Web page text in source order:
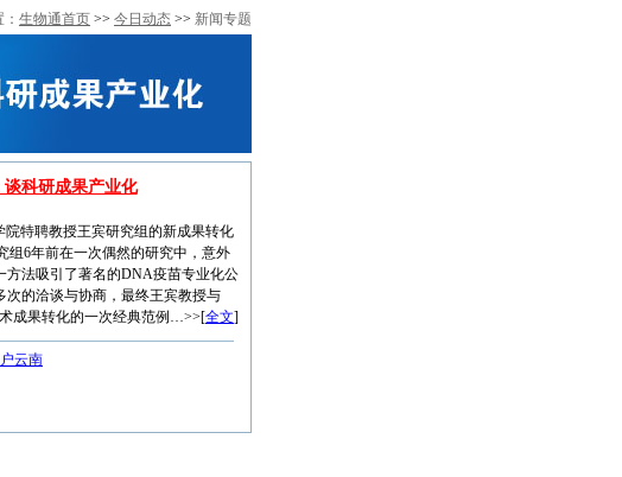
生物通首页 >> 今日动态 >> 新闻专题
科研成果产业化
特聘教授王宾研究组的新成果转化
组6年前在一次偶然的研究中，意外
方法吸引了著名的DNA疫苗专业化公
的洽谈与协商，最终王宾教授与
成果转化的一次经典范例…>>[全文]
云南